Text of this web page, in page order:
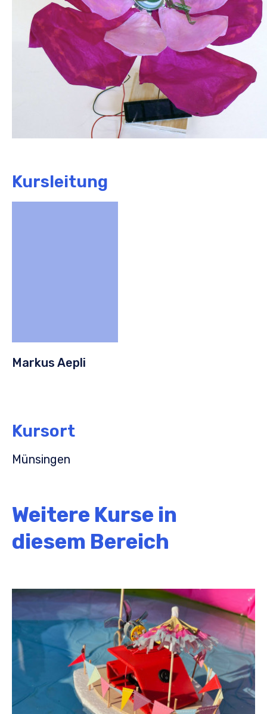
Kursleitung
Markus Aepli
Kursort
Münsingen
Weitere Kurse in
diesem Bereich